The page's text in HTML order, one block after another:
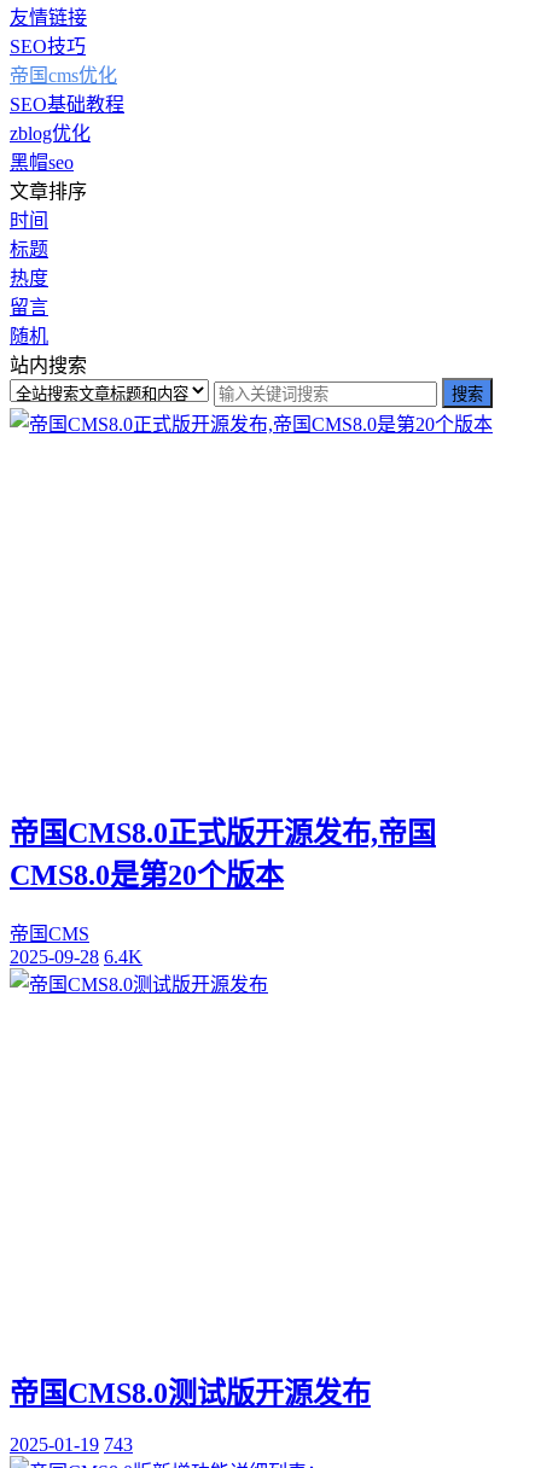
友情链接
SEO技巧
帝国cms优化
SEO基础教程
zblog优化
黑帽seo
文章排序
时间
标题
热度
留言
随机
站内搜索
帝国CMS8.0正式版开源发布,帝国
CMS8.0是第20个版本
帝国CMS
2025-09-28 6.4K
帝国CMS8.0测试版开源发布
2025-01-19 743